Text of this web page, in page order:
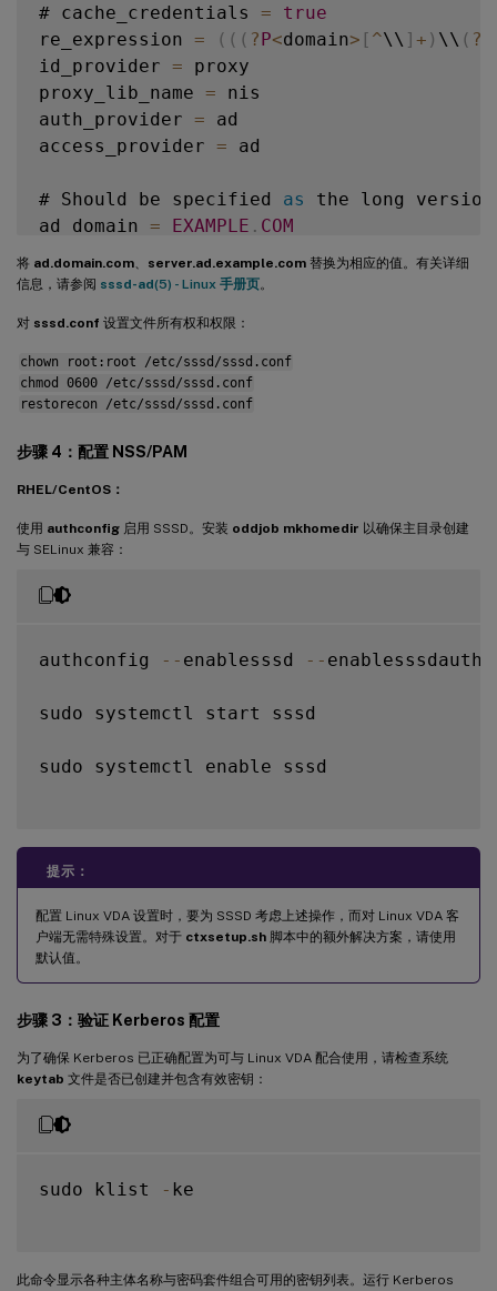
# cache_credentials =
true
re_expression = ( ( ( ?P<domain> [ ^\\ ] + ) \\ ( ?
id_provider = proxy
proxy_lib_name = nis
auth_provider = ad
access_provider = ad
# Should be specified as
the long
ad_domain = EXAMPLE . COM
# Kerberos settings
krb5_ccname_template
# Uncomment if service discovery is not
# ad_server = server
# Comment out
default_shell
fallback_homedir
u
# ldap_sasl_authid
将 ad.domain.com server.ad.example.com 替换为相应的值。有关详细
信息，请参阅 sssd-ad(5) - Linux 手册页。
对 sssd.conf 设置文件所有权和权限：
chown root:root /etc/sssd/sssd.conf
chmod 0600 /etc/sssd/sssd.conf
restorecon /etc/sssd/sssd.conf
步骤 4：配置 NSS/PAM
RHEL/CentOS：
使用 authconfig 启用 SSSD。安装 oddjob mkhomedir 以确保主目录创建
与 SELinux 兼容：
authconfig -- enablesssd -- enablesssdauth
sudo systemctl start sssd
sudo systemctl enable sssd
提示：
配置 Linux VDA 设置时，要为 SSSD 考虑上述操作，而对 Linux VDA 客
户端无需特殊设置。对于 ctxsetup.sh 脚本中的额外解决方案，请使用
默认值。
步骤 3：验证 Kerberos 配置
为了确保 Kerberos 已正确配置为可与 Linux VDA 配合使用，请检查系统
keytab 文件是否已创建并包含有效密钥：
sudo klist - ke
此命令显示各种主体名称与密码套件组合可用的密钥列表。运行 Kerberos